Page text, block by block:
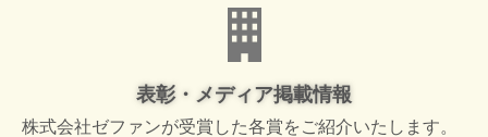
表彰・メディア掲載情報
株式会社ゼファンが受賞した各賞をご紹介いたします。